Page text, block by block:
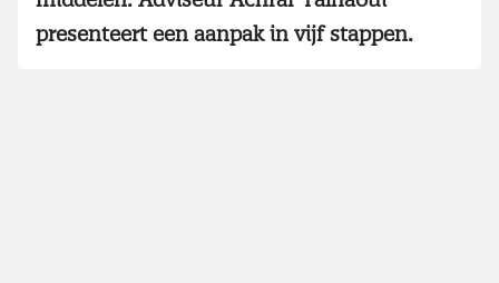
presenteert een aanpak in vijf stappen.